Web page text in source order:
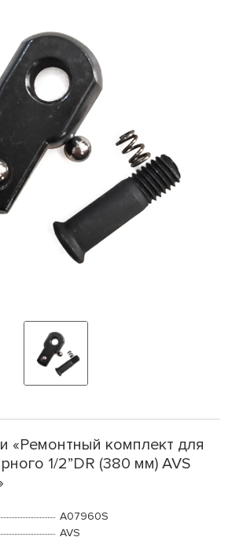
«Ремонтный комплект для
1/2”DR (380 мм) AVS
A07960S
AVS